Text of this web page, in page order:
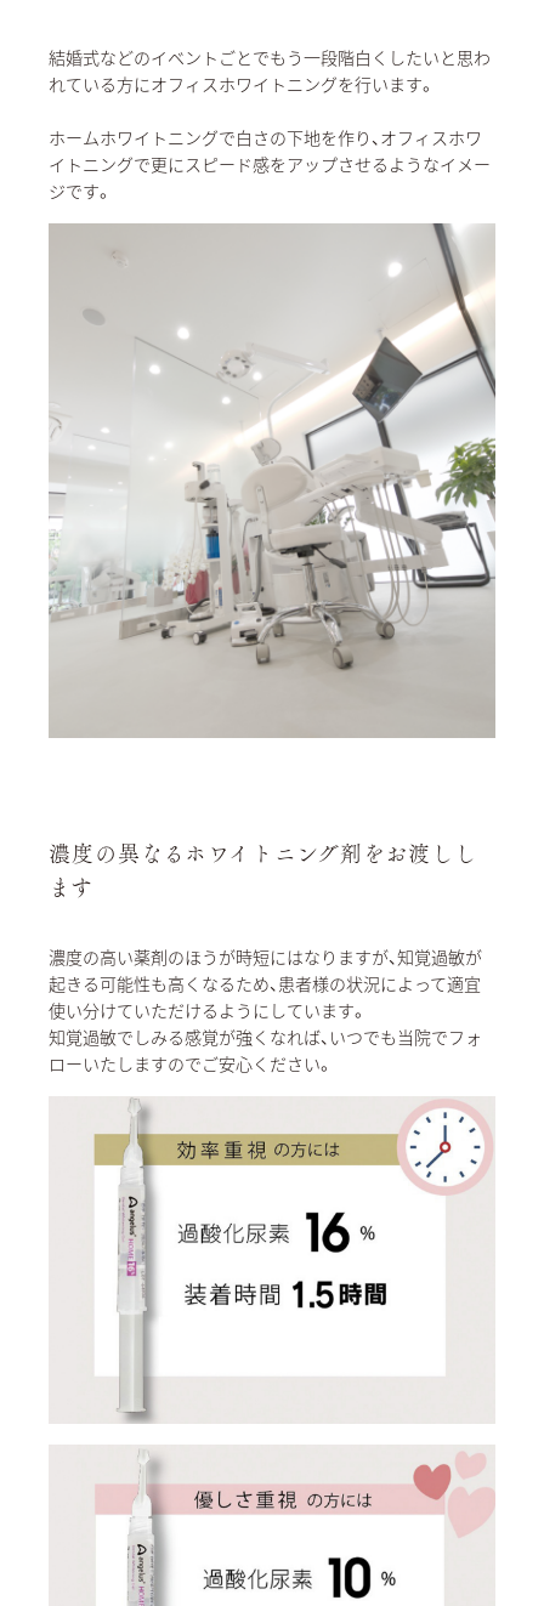
結婚式などのイベントごとでもう一段階白くしたいと思わ
れている方にオフィスホワイトニングを行います。
ホームホワイトニングで白さの下地を作り、オフィスホワ
イトニングで更にスピード感をアップさせるようなイメー
ジです。
濃度の異なるホワイトニング剤をお渡しし
ます
濃度の高い薬剤のほうが時短にはなりますが、知覚過敏が
起きる可能性も高くなるため、患者様の状況によって適宜
使い分けていただけるようにしています。
知覚過敏でしみる感覚が強くなれば、いつでも当院でフォ
ローいたしますのでご安心ください。